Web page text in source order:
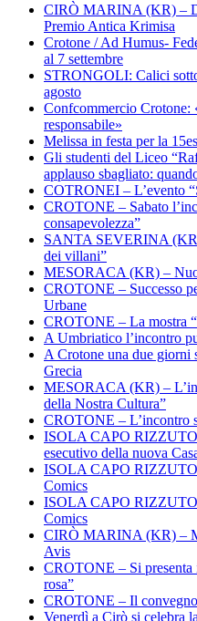
CIRÒ MARINA (KR) –
Premio Antica Krimisa
Crotone / Ad Humus-
al 7 settembre
STRONGOLI: Calici
agosto
Confcommercio Crotone:
responsabile»
Melissa in festa per la
Gli studenti del Liceo
applauso sbagliato:
COTRONEI – L’evento
CROTONE – Sabato
consapevolezza”
SANTA SEVERINA
dei villani”
MESORACA (KR) –
CROTONE – Successo
Urbane
CROTONE – La mostra
A Umbriatico l’incontro
A Crotone una due giorni
Grecia
MESORACA (KR) –
della Nostra Cultura”
CROTONE – L’incontro
ISOLA CAPO RIZZUTO
esecutivo della nuova
ISOLA CAPO RIZZUTO
Comics
ISOLA CAPO RIZZUTO
Comics
CIRÒ MARINA (KR) –
Avis
CROTONE – Si
rosa”
CROTONE – Il
Venerdì a Cirò si celebra